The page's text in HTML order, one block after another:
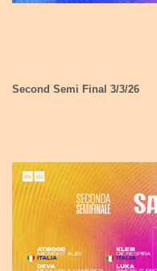
Second Semi Final 3/3/26